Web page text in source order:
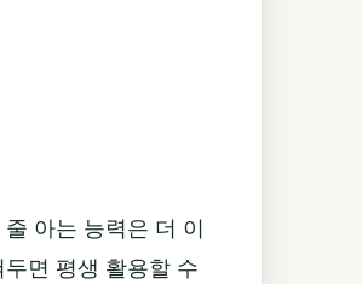
아는 능력은 더 이
면 평생 활용할 수